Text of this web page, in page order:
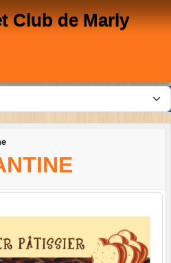
Club de Marly